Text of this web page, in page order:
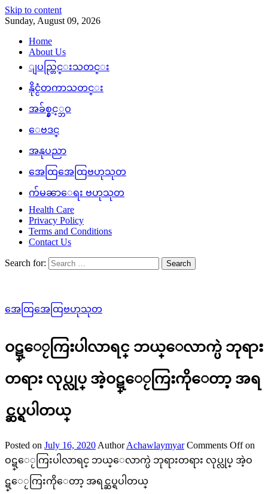
Skip to content
Sunday, August 09, 2026
Home
About Us
ျပည္တြင္းသတင္း
နိုင္ငံတကာသတင္း
အခ်စ္နွင့္ဘဝ
ေဗဒင္
အနုပညာ
အေထြအေထြဗဟုသုတ
က်မၼာေရး ဗဟုသုတ
Health Care
Privacy Policy
Terms and Conditions
Contact Us
Search for:
အေထြအေထြဗဟုသုတ
ဝဋ္ေႂကြးပါလာရင္ ဘယ္ေလာက္ပဲ ဘုရား
တရား လုပ္လုပ္ အဲ့ဝဋ္ေႂကြးကိုေတာ့ အရ
င္ဆပ္ရပါတယ္
Posted on July 16, 2020 Author Achawlaymyar Comments Offon
ဝဋ္ေႂကြးပါလာရင္ ဘယ္ေလာက္ပဲ ဘုရားတရား လုပ္လုပ္ အဲ့ဝ
ဋ္ေႂကြးကိုေတာ့ အရင္ဆပ္ရပါတယ္